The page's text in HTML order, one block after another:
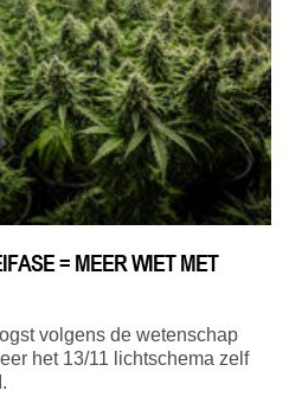
= MEER WIET MET
volgens de wetenschap
het 13/11 lichtschema zelf